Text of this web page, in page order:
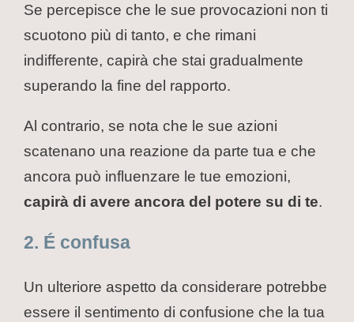
Se percepisce che le sue provocazioni non ti
scuotono più di tanto, e che rimani
indifferente, capirà che stai gradualmente
superando la fine del rapporto.
Al contrario, se nota che le sue azioni
scatenano una reazione da parte tua e che
ancora può influenzare le tue emozioni,
capirà di avere ancora del potere su di te.
2. É confusa
Un ulteriore aspetto da considerare potrebbe
essere il sentimento di confusione che la tua